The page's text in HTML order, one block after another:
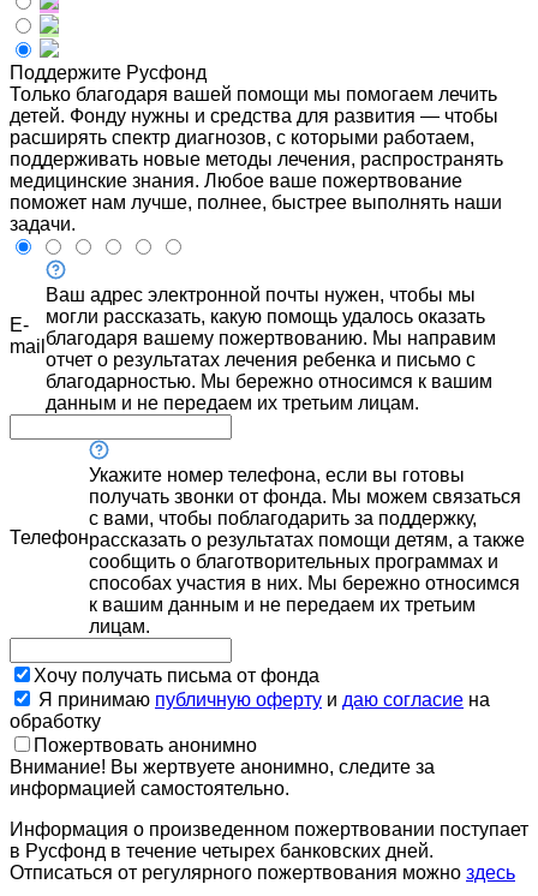
Поддержите Русфонд
Только благодаря вашей помощи мы помогаем лечить
детей. Фонду нужны и средства для развития — чтобы
расширять спектр диагнозов, с которыми работаем,
поддерживать новые методы лечения, распространять
медицинские знания. Любое ваше пожертвование
поможет нам лучше, полнее, быстрее выполнять наши
задачи.
E-
mail
Ваш адрес электронной почты нужен, чтобы мы
могли рассказать, какую помощь удалось оказать
благодаря вашему пожертвованию. Мы направим
отчет о результатах лечения ребенка и письмо с
благодарностью. Мы бережно относимся к вашим
данным и не передаем их третьим лицам.
Телефон
Укажите номер телефона, если вы готовы
получать звонки от фонда. Мы можем связаться
с вами, чтобы поблагодарить за поддержку,
рассказать о результатах помощи детям, а также
сообщить о благотворительных программах и
способах участия в них. Мы бережно относимся
к вашим данным и не передаем их третьим
лицам.
Хочу получать письма от фонда
Я принимаю публичную оферту и даю согласие на
обработку
Пожертвовать анонимно
Внимание! Вы жертвуете анонимно, следите за
информацией самостоятельно.
Информация о произведенном пожертвовании поступает
в Русфонд в течение четырех банковских дней.
Отписаться от регулярного пожертвования можно здесь